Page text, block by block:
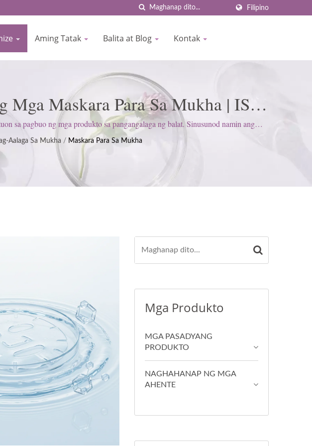
Filipino
Aming Tatak Balita at Blog Kontak
Maskara Para Sa Mukha | ISO
Since 1977 | BIOCROWN
sa pagbuo ng mga produkto sa pangangalaga ng balat. Sinusunod namin ang
mahigpit na saloobin upang masiyahan ang mga inaasahan ng customer.
Aalaga Sa Mukha / Maskara Para Sa Mukha
Mga Produkto
MGA PASADYANG
PRODUKTO
NAGHAHANAP NG MGA
AHENTE